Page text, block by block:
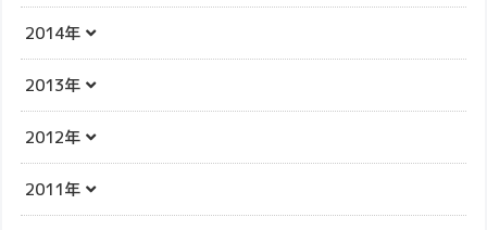
2014年
2013年
2012年
2011年